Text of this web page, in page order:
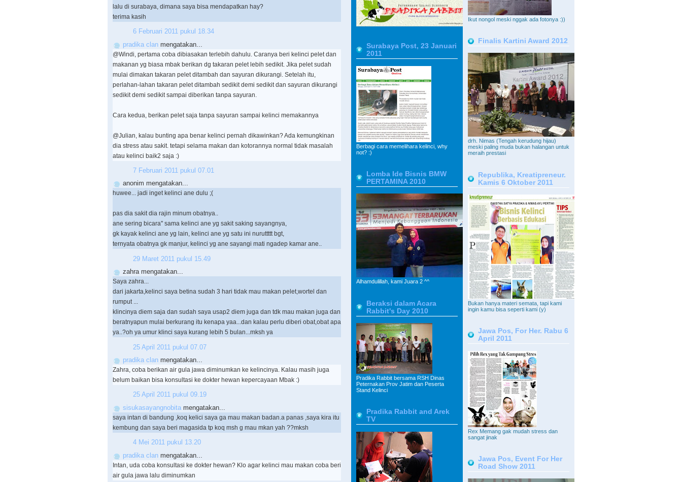
lalu di surabaya, dimana saya bisa mendapatkan hay?
terima kasih
6 Februari 2011 pukul 18.34
pradika clan mengatakan...
@Windi, pertama coba dibiasakan terlebih dahulu. Caranya beri kelinci pelet dan
makanan yg biasa mbak berikan dg takaran pelet lebih sedikit. Jika pelet sudah
mulai dimakan takaran pelet ditambah dan sayuran dikurangi. Setelah itu,
perlahan-lahan takaran pelet ditambah sedikit demi sedikit dan sayuran dikurangi
sedikit demi sedikit sampai diberikan tanpa sayuran.
Cara kedua, berikan pelet saja tanpa sayuran sampai kelinci memakannya
@Julian, kalau bunting apa benar kelinci pernah dikawinkan? Ada kemungkinan
dia stress atau sakit. tetapi selama makan dan kotorannya normal tidak masalah
atau kelinci baik2 saja :)
7 Februari 2011 pukul 07.01
anonim mengatakan...
huwee... jadi inget kelinci ane dulu ;(
pas dia sakit dia rajin minum obatnya..
ane sering bicara'' sama kelinci ane yg sakit saking sayangnya,
gk kayak kelinci ane yg lain, kelinci ane yg satu ini nuruttttt bgt,
ternyata obatnya gk manjur, kelinci yg ane sayangi mati ngadep kamar ane..
29 Maret 2011 pukul 15.49
zahra mengatakan...
Saya zahra...
dari jakarta,kelinci saya betina sudah 3 hari tidak mau makan pelet,wortel dan
rumput ...
klincinya diem saja dan sudah saya usap2 diem juga dan tdk mau makan juga dan
beratnyapun mulai berkurang itu kenapa yaa...dan kalau perlu diberi obat,obat apa
ya..?oh ya umur klinci saya kurang lebih 5 bulan...mksh ya
25 April 2011 pukul 07.07
pradika clan mengatakan...
Zahra, coba berikan air gula jawa diminumkan ke kelincinya. Kalau masih juga
belum baikan bisa konsultasi ke dokter hewan kepercayaan Mbak :)
25 April 2011 pukul 09.19
sisukasayangnobita mengatakan...
saya intan di bandung ,koq kelici saya ga mau makan badan.a panas ,saya kira itu
kembung dan saya beri magasida tp koq msh g mau mkan yah ??mksh
4 Mei 2011 pukul 13.20
pradika clan mengatakan...
Intan, uda coba konsultasi ke dokter hewan? Klo agar kelinci mau makan coba beri
air gula jawa lalu diminumkan
Ikut nongol meski nggak ada fotonya :))
Finalis Kartini Award 2012
drh. Nimas (Tengah kerudung hijau)
meski paling muda bukan halangan untuk
meraih prestasi
Republika, Kreatipreneur.
Kamis 6 Oktober 2011
Bukan hanya materi semata, tapi kami
ingin kamu bisa seperti kami (y)
Jawa Pos, For Her. Rabu 6
April 2011
Rex Memang gak mudah stress dan
sangat jinak
Jawa Pos, Event For Her
Road Show 2011
Surabaya Post, 23 Januari
2011
Berbagi cara memelihara kelinci, why
not? :)
Lomba Ide Bisnis BMW
PERTAMINA 2010
Alhamdulillah, kami Juara 2 ^^
Beraksi dalam Acara
Rabbit's Day 2010
Pradika Rabbit bersama RSH Dinas
Peternakan Prov Jatim dan Peserta
Stand Kelinci
Pradika Rabbit and Arek
TV